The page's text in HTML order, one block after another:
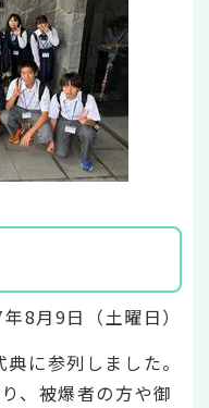
8月9日（土曜日）
に参列しました。
、被爆者の方や御